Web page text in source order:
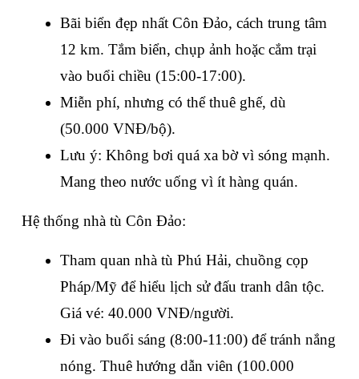
Bãi biển đẹp nhất Côn Đảo, cách trung tâm
12 km. Tắm biển, chụp ảnh hoặc cắm trại
vào buổi chiều (15:00-17:00).
Miễn phí, nhưng có thể thuê ghế, dù
(50.000 VNĐ/bộ).
Lưu ý: Không bơi quá xa bờ vì sóng mạnh.
Mang theo nước uống vì ít hàng quán.
Hệ thống nhà tù Côn Đảo:
Tham quan nhà tù Phú Hải, chuồng cọp
Pháp/Mỹ để hiểu lịch sử đấu tranh dân tộc.
Giá vé: 40.000 VNĐ/người.
Đi vào buổi sáng (8:00-11:00) để tránh nắng
nóng. Thuê hướng dẫn viên (100.000